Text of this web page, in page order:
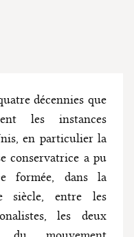
décennies que
les instances
en particulier la
conservatrice a pu
formée, dans la
siècle, entre les
les deux